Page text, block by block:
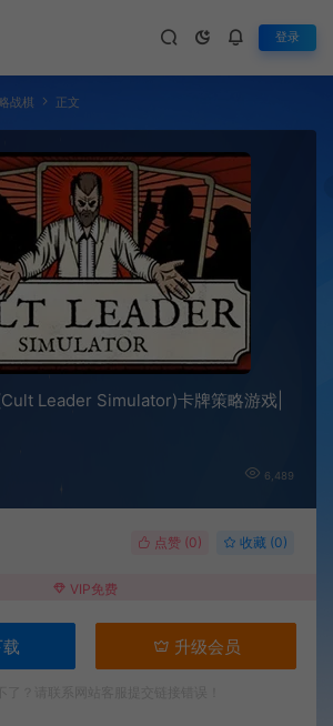
登录
战棋 正文
Leader Simulator)卡牌策略游戏|
6,489
点赞 (0) 收藏 (0)
VIP免费
升级会员